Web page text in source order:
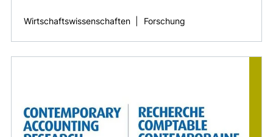
Wirtschaftswissenschaften Forschung